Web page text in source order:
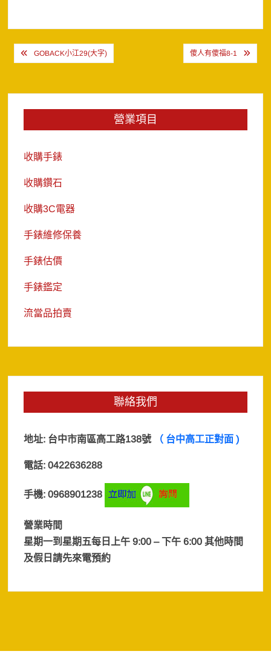
文
導
覽
GOBACK小江29(大字) 傻人有傻福8-1
營業項目
收購手錶
收購鑽石
收購3C電器
手錶維修保養
手錶估價
手錶鑑定
流當品拍賣
聯絡我們
地址: 台中市南區高工路138號 （ 台中高工正對面 )
電話: 0422636288
手機: 0968901238
營業時間
星期一到星期五每日上午 9:00 – 下午 6:00 其他時間
及假日請先來電預約